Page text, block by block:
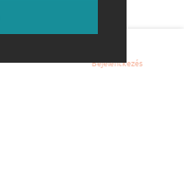
Bejelentkezés